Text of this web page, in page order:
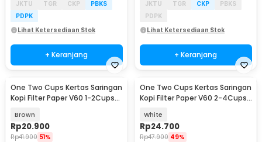
JKTU
TGR CKP
PBKS
PDPK
Lihat Ketersediaan Stok
+ Keranjang
JKTU
TGR CKP
PBKS
PDPK
Lihat Ketersediaan Stok
+ Keranjang
One Two Cups Kertas Saringan
Kopi Filter Paper V60 1-2Cups
Brown
Rp20.900
Rp41.900 51%
One Two Cups Kertas Saringan
Kopi Filter Paper V60 2-4Cups
White
Rp24.700
Rp47.900 49%